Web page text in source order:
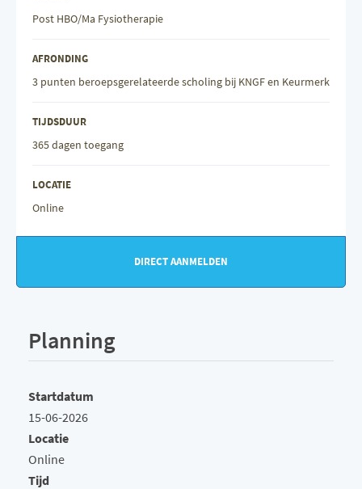
Post HBO/Ma Fysiotherapie
AFRONDING
3 punten beroepsgerelateerde scholing bij KNGF en Keurmerk
TIJDSDUUR
365 dagen toegang
LOCATIE
Online
DIRECT AANMELDEN
Planning
Startdatum
15-06-2026
Locatie
Online
Tijd